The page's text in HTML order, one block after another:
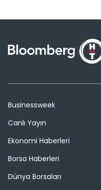
Businessweek
Canlı Yayın
Ekonomi Haberleri
Borsa Haberleri
Dünya Borsaları